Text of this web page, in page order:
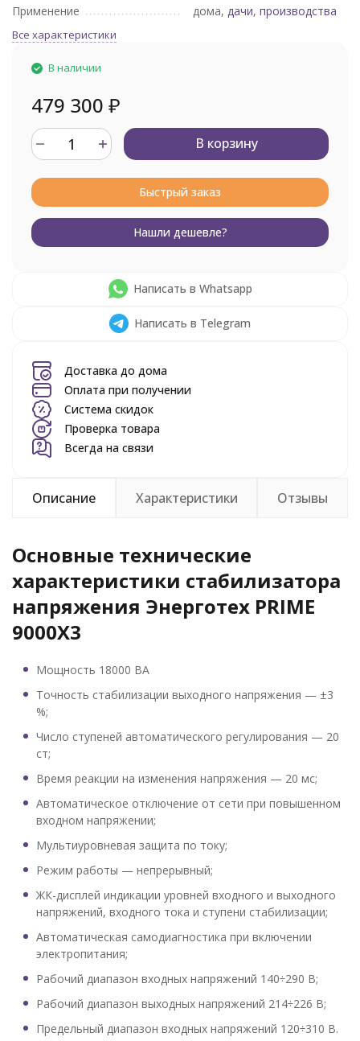
Применение
дома, дачи, производства
Все характеристики
В наличии
479 300 ₽
В корзину
Быстрый заказ
Нашли дешевле?
Написать в Whatsapp
Написать в Telegram
Доставка до дома
Оплата при получении
Система скидок
Проверка товара
Всегда на связи
Описание Характеристики Отзывы
Основные технические
характеристики стабилизатора
напряжения Энерготех PRIME
9000X3
Мощность 18000 ВА
Точность стабилизации выходного напряжения — ±3
%;
Число ступеней автоматического регулирования — 20
ст;
Время реакции на изменения напряжения — 20 мс;
Автоматическое отключение от сети при повышенном
входном напряжении;
Мультиуровневая защита по току;
Режим работы — непрерывный;
ЖК-дисплей индикации уровней входного и выходного
напряжений, входного тока и ступени стабилизации;
Автоматическая самодиагностика при включении
электропитания;
Рабочий диапазон входных напряжений 140÷290 В;
Рабочий диапазон выходных напряжений 214÷226 В;
Предельный диапазон входных напряжений 120÷310 В.